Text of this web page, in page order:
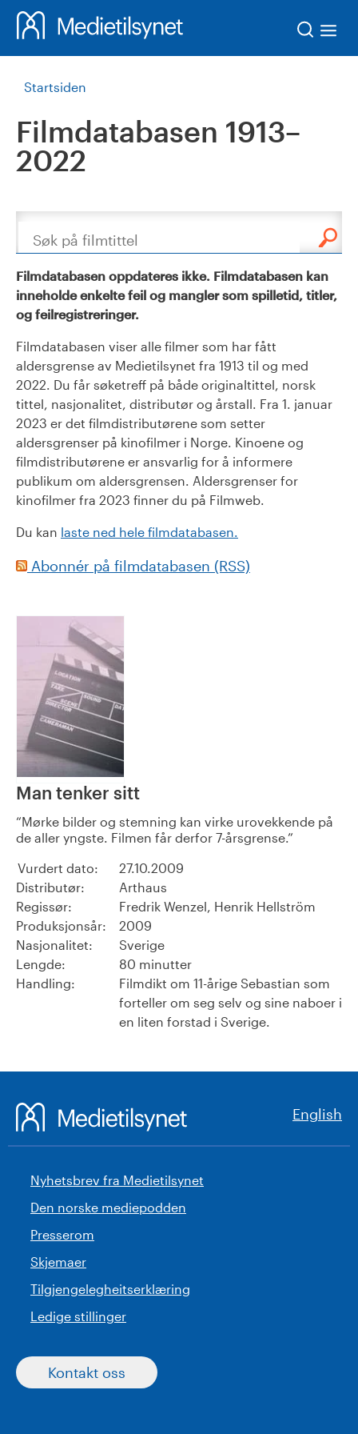
Startsiden
Filmdatabasen 1913–
2022
Søk
Filmdatabasen oppdateres ikke. Filmdatabasen kan
inneholde enkelte feil og mangler som spilletid, titler,
og feilregistreringer.
Filmdatabasen viser alle filmer som har fått
aldersgrense av Medietilsynet fra 1913 til og med
2022. Du får søketreff på både originaltittel, norsk
tittel, nasjonalitet, distributør og årstall. Fra 1. januar
2023 er det filmdistributørene som setter
aldersgrenser på kinofilmer i Norge. Kinoene og
filmdistributørene er ansvarlig for å informere
publikum om aldersgrensen. Aldersgrenser for
kinofilmer fra 2023 finner du på Filmweb.
Du kan laste ned hele filmdatabasen.
Abonnér på filmdatabasen (RSS)
Man tenker sitt
Mørke bilder og stemning kan virke urovekkende på
de aller yngste. Filmen får derfor 7-årsgrense.
Vurdert dato:
27.10.2009
Distributør:
Arthaus
Regissør:
Fredrik Wenzel, Henrik Hellström
Produksjonsår:
2009
Nasjonalitet:
Sverige
Lengde:
80 minutter
Handling:
Filmdikt om 11-årige Sebastian som
forteller om seg selv og sine naboer i
en liten forstad i Sverige.
English
Nyhetsbrev fra Medietilsynet
Den norske mediepodden
Presserom
Skjemaer
Tilgjengelegheitserklæring
Ledige stillinger
Kontakt oss